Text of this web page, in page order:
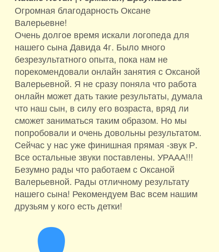
Огромная благодарность Оксане
Валерьевне!
Очень долгое время искали логопеда для
нашего сына Давида 4г. Было много
безрезультатного опыта, пока нам не
порекомендовали онлайн занятия с Оксаной
Валерьевной. Я не сразу поняла что работа
онлайн может дать такие результаты, думала
что наш сын, в силу его возраста, вряд ли
сможет заниматься таким образом. Но мы
попробовали и очень довольны результатом.
Сейчас у нас уже финишная прямая -звук Р.
Все остальные звуки поставлены. УРААА!!!
Безумно рады что работаем с Оксаной
Валерьевной. Рады отличному результату
нашего сына! Рекомендуем Вас всем нашим
друзьям у кого есть детки!